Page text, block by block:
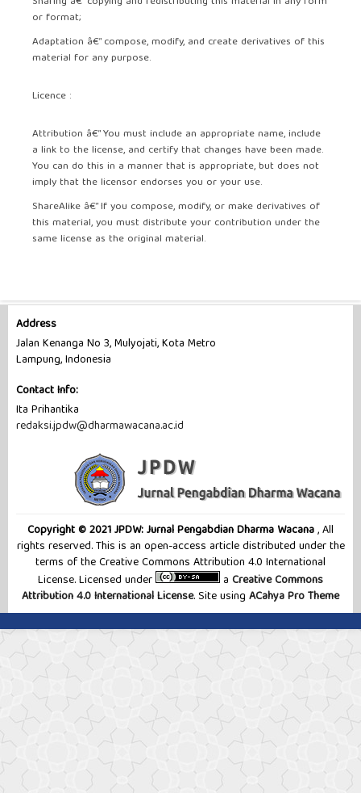
or format;
Adaptation â€” compose, modify, and create derivatives of this
material for any purpose.
Licence :
Attribution â€” You must include an appropriate name, include
a link to the license, and certify that changes have been made.
You can do this in a manner that is appropriate, but does not
imply that the licensor endorses you or your use.
ShareAlike â€” If you compose, modify, or make derivatives of
this material, you must distribute your contribution under the
same license as the original material.
Address
Jalan Kenanga No 3, Mulyojati, Kota Metro
Lampung, Indonesia
Contact Info:
Ita Prihantika
redaksi.jpdw@dharmawacana.ac.id
Copyright © 2021 JPDW: Jurnal Pengabdian Dharma Wacana, All
rights reserved. This is an open-access article distributed under the
terms of the Creative Commons Attribution 4.0 International
License. Licensed under
a Creative Commons
Attribution 4.0 International License. Site using ACahya Pro Theme